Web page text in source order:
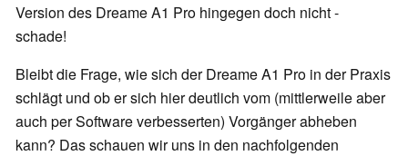
Version des Dreame A1 Pro hingegen doch nicht -
schade!
Bleibt die Frage, wie sich der Dreame A1 Pro in der Praxis
schlägt und ob er sich hier deutlich vom (mittlerweile aber
auch per Software verbesserten) Vorgänger abheben
kann? Das schauen wir uns in den nachfolgenden